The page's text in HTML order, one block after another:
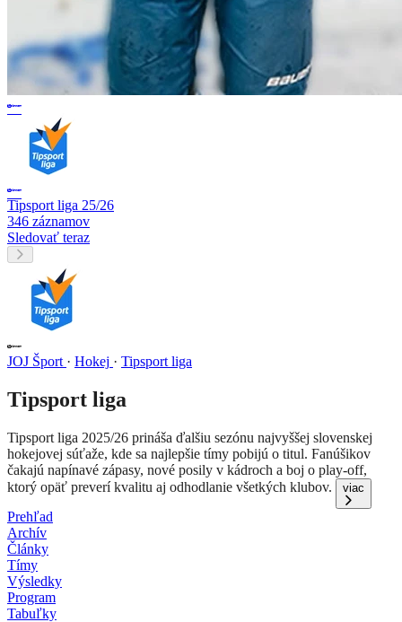
Tipsport liga 25/26
346 záznamov
Sledovať teraz
JOJ Šport · Hokej · Tipsport liga
Tipsport liga
Tipsport liga 2025/26 prináša ďalšiu sezónu najvyššej slovenskej
hokejovej súťaže, kde sa najlepšie tímy pobijú o titul. Fanúšikov
čakajú napínavé zápasy, nové posily v kádroch a boj o play-off,
ktorý opäť preverí kvalitu aj odhodlanie všetkých klubov.
viac
Prehľad
Archív
Články
Tímy
Výsledky
Program
Tabuľky